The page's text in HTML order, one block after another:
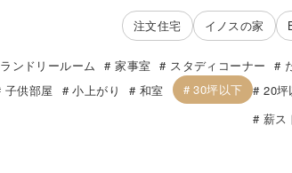
注文住宅 イノスの家
ランドリールーム 家事室 スタディコーナー
子供部屋 小上がり 和室 30坪以下 20坪
薪ス